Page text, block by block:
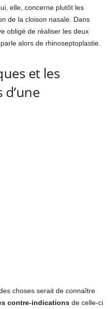
elle, concerne plutôt les
de la cloison nasale. Dans
obligé de réaliser les deux
alors de rhinoseptoplastie.
et les
choses serait de connaître
contre-indications de celle-ci